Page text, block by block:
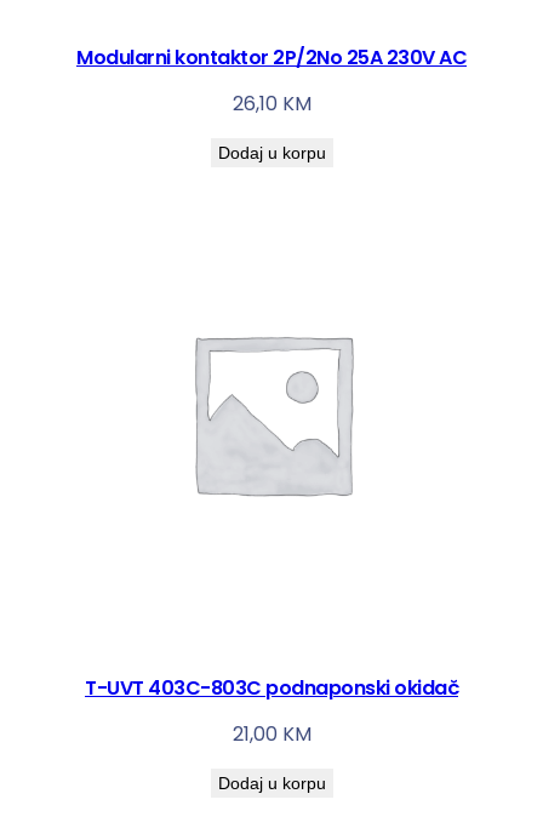
Modularni kontaktor 2P/2No 25A 230V AC
26,10 KM
Dodaj u korpu
T-UVT 403C-803C podnaponski okidač
21,00 KM
Dodaj u korpu